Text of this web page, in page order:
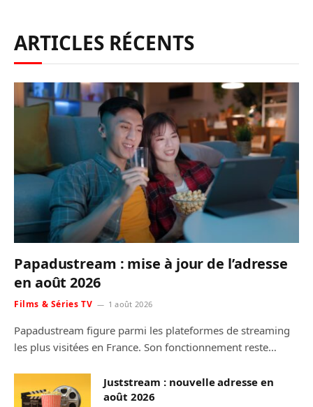
ARTICLES RÉCENTS
Papadustream : mise à jour de l’adresse
en août 2026
Films & Séries TV 1 août 2026
Papadustream figure parmi les plateformes de streaming
les plus visitées en France. Son fonctionnement reste…
Juststream : nouvelle adresse en
août 2026